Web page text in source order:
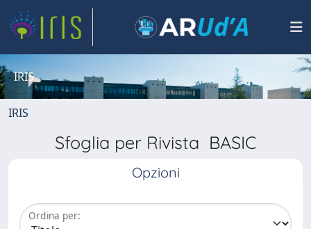
IRIS
IRIS
Sfoglia per Rivista BASIC
Opzioni
Ordina per: